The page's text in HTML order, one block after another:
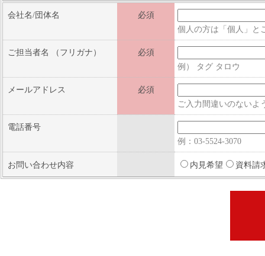
会社名/団体名
必須
個人の方は「個人」と
ご担当者名 （フリガナ）
必須
例） タグ タロウ
メールアドレス
必須
ご入力間違いのないよ
電話番号
例：03-5524-3070
お問い合わせ内容 内見希望 資料請